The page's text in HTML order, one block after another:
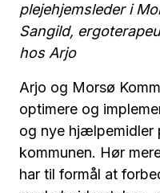
plejehjemsleder i
Sangild,
hos Arjo
Arjo og Morsø
optimere og
og nye hjælpemidler
kommunen. Hør
har til formål at